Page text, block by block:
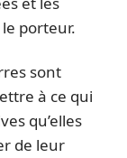
porteur.
sont
à ce qui
qu’elles
de leur